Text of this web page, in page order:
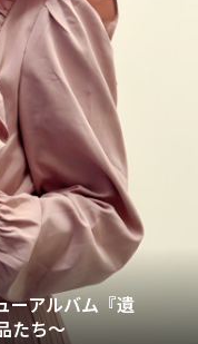
アルバム『遺
たち〜